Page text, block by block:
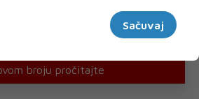
broju pročitajte
Sačuvaj